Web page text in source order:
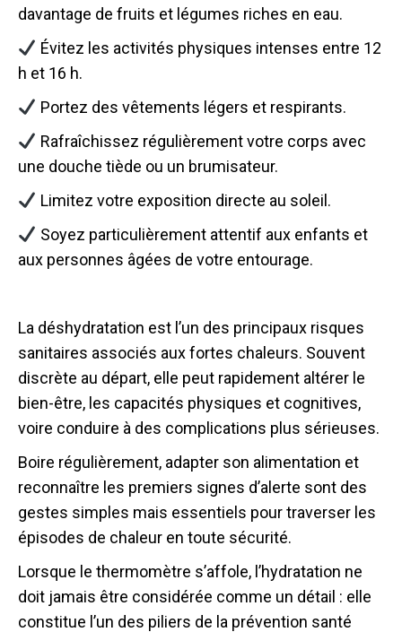
davantage de fruits et légumes riches en eau.
Évitez les activités physiques intenses entre 12
h et 16 h.
Portez des vêtements légers et respirants.
Rafraîchissez régulièrement votre corps avec
une douche tiède ou un brumisateur.
Limitez votre exposition directe au soleil.
Soyez particulièrement attentif aux enfants et
aux personnes âgées de votre entourage.
La déshydratation est l’un des principaux risques
sanitaires associés aux fortes chaleurs. Souvent
discrète au départ, elle peut rapidement altérer le
bien-être, les capacités physiques et cognitives,
voire conduire à des complications plus sérieuses.
Boire régulièrement, adapter son alimentation et
reconnaître les premiers signes d’alerte sont des
gestes simples mais essentiels pour traverser les
épisodes de chaleur en toute sécurité.
Lorsque le thermomètre s’affole, l’hydratation ne
doit jamais être considérée comme un détail : elle
constitue l’un des piliers de la prévention santé